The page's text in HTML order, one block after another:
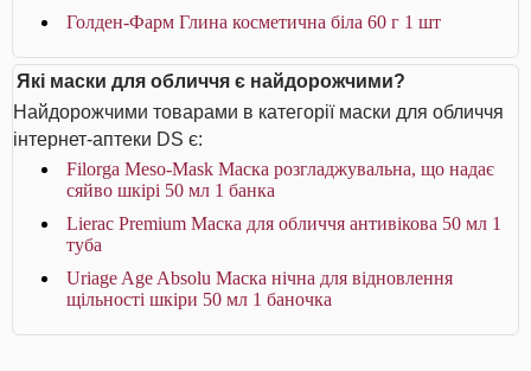
Голден-Фарм Глина косметична біла 60 г 1 шт
Які маски для обличчя є найдорожчими?
Найдорожчими товарами в категорії маски для обличчя
інтернет-аптеки DS є:
Filorga Meso-Mask Маска розгладжувальна, що надає
сяйво шкірі 50 мл 1 банка
Lierac Premium Маска для обличчя антивікова 50 мл 1
туба
Uriage Age Absolu Маска нічна для відновлення
щільності шкіри 50 мл 1 баночка